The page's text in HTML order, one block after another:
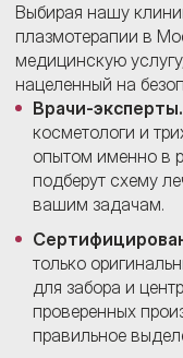
Выбирая нашу
плазмотерапии в
медицинскую
нацеленный на
Врачи-эксперты.
косметологи и
опытом именно в
подберут схему
вашим задачам.
только
для забора и
проверенных
правильное